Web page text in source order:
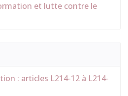
et lutte contre le
: articles L214-12 à L214-